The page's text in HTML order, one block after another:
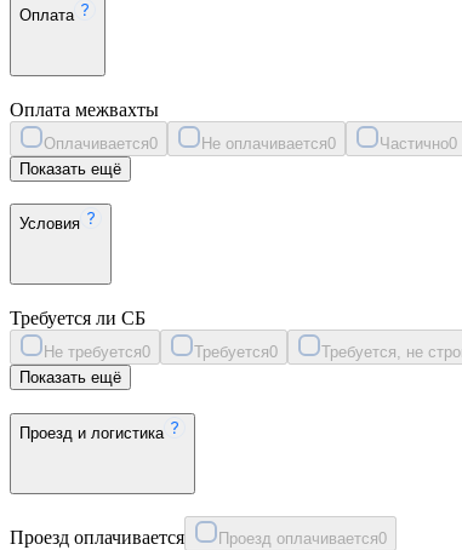
Оплата
Оплата межвахты
Оплачивается0 Не оплачивается0 Частично0
Показать ещё
Условия
Требуется ли СБ
Не требуется0 Требуется0 Требуется, не
Показать ещё
Проезд и логистика
Проезд оплачивается Проезд оплачивается0